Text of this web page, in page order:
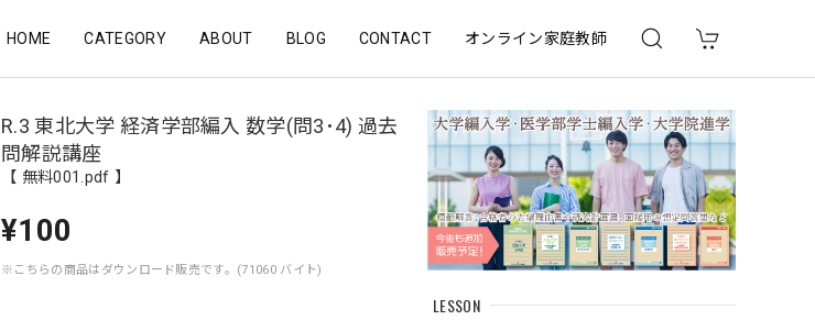
HOME CATEGORY ABOUT BLOG CONTACT オンライン家庭教師
LESSON
R.3 東北大学 経済学部編入 数学(問3･4) 過去
問解説講座
【 無料001.pdf 】
¥100
※こちらの商品はダウンロード販売です。(71060 バイト)